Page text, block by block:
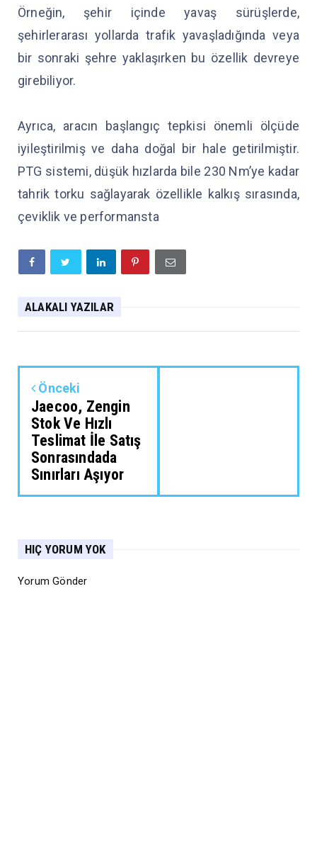
Örneğin, şehir içinde yavaş sürüşlerde,
şehirlerarası yollarda trafik yavaşladığında veya
bir sonraki şehre yaklaşırken bu özellik devreye
girebiliyor.
Ayrıca, aracın başlangıç tepkisi önemli ölçüde
iyileştirilmiş ve daha doğal bir hale getirilmiştir.
PTG sistemi, düşük hızlarda bile 230 Nm’ye kadar
tahrik torku sağlayarak özellikle kalkış sırasında,
çeviklik ve performansta
ALAKALI YAZILAR
Önceki
Jaecoo, Zengin
Stok Ve Hızlı
Teslimat İle Satış
Sonrasındada
Sınırları Aşıyor
HIÇ YORUM YOK
Yorum Gönder